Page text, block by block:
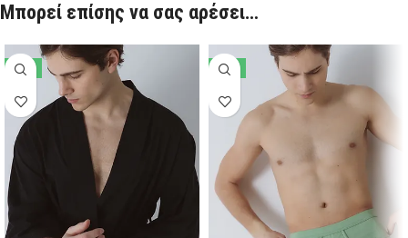
Μπορεί επίσης να σας αρέσει…
-61% -41%